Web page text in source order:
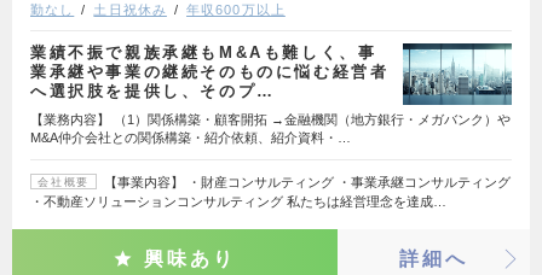
勤なし
土日祝休み 年収600万以上
業績不振で親族承継もM&Aも難しく、事
業承継や事業の継続そのものに悩む経営者
へ選択肢を提供し、そのプ…
【業務内容】 （1）関係構築・顧客開拓 →金融機関（地方銀行・メガバンク）や
M&A仲介会社との関係構築・紹介依頼、紹介資料・…
会社概要
【事業内容】 ・財産コンサルティング ・事業承継コンサルティング
・不動産ソリューションコンサルティング 私たちは経営理念を達成…
興味あり 詳細へ